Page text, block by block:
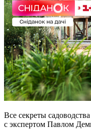
Все секреты
с экспертом Павлом